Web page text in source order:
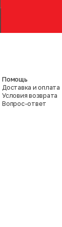
Помощь
Доставка и оплата
Условия возврата
Вопрос-ответ